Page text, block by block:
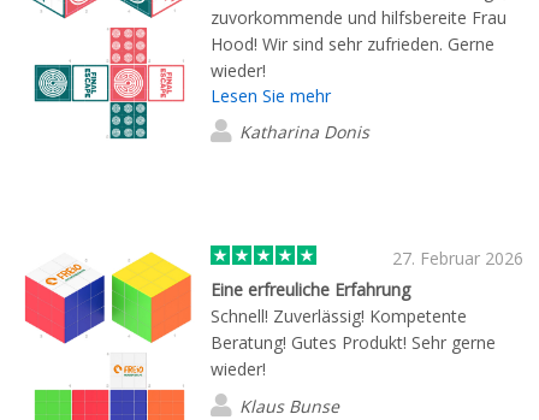
zurückkommen. Klare Empfehlung!
zuvorkommende und hilfsbereite Frau
Hood! Wir sind sehr zufrieden. Gerne
wieder!
Lesen Sie mehr
Katharina Donis
27. Februar 2026
Eine erfreuliche Erfahrung
Schnell! Zuverlässig! Kompetente
Beratung! Gutes Produkt! Sehr gerne
wieder!
Klaus Bunse